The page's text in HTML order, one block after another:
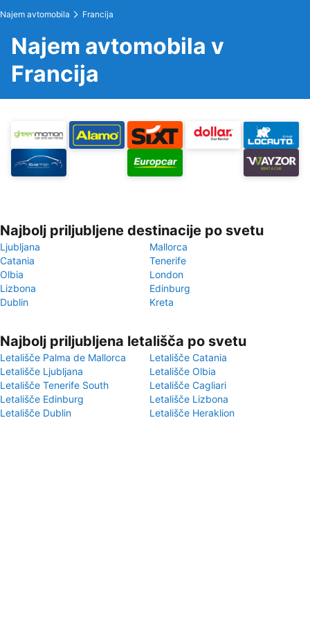
Najem avtomobila Francija
Najem avtomobila v
Francija
Najbolj priljubljene destinacije po svetu
Ljubljana
Mallorca
Catania
Tenerife
Olbia
London
Lizbona
Edinburg
Dublin
Kreta
Najbolj priljubljena letališča po svetu
Letališče Palma de Mallorca
Letališče Catania
Letališče Ljubljana
Letališče Olbia
Letališče Tenerife South
Letališče Cagliari
Letališče Edinburg
Letališče Lizbona
Letališče Dublin
Letališče Heraklion